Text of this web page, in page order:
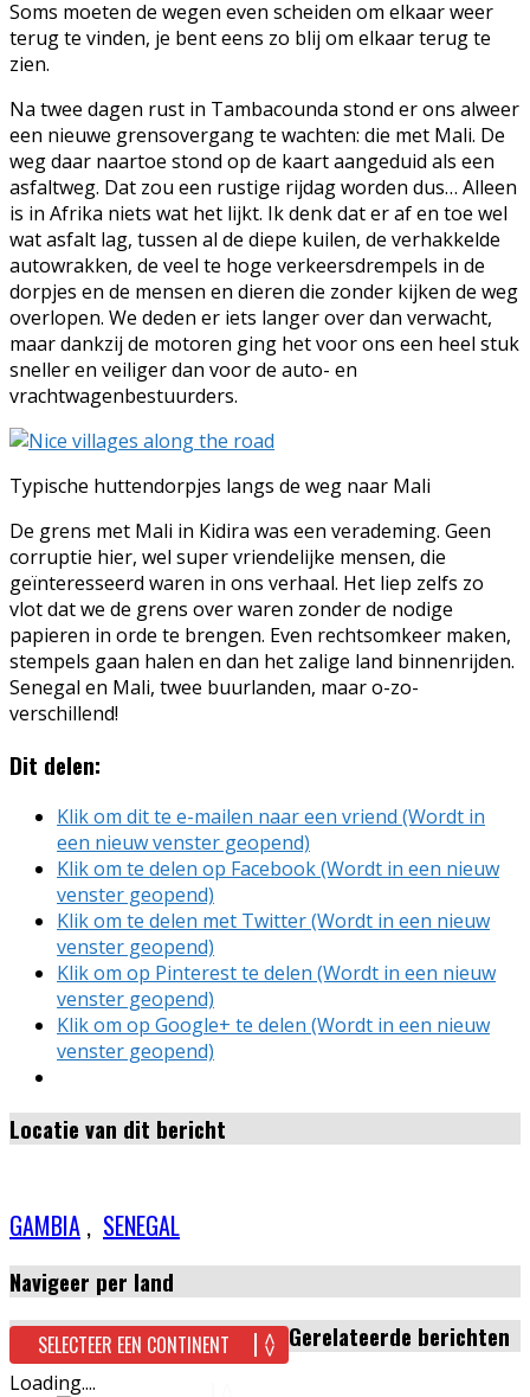
Soms moeten de wegen even scheiden om elkaar weer
terug te vinden, je bent eens zo blij om elkaar terug te
zien.
Na twee dagen rust in Tambacounda stond er ons alweer
een nieuwe grensovergang te wachten: die met Mali. De
weg daar naartoe stond op de kaart aangeduid als een
asfaltweg. Dat zou een rustige rijdag worden dus… Alleen
is in Afrika niets wat het lijkt. Ik denk dat er af en toe wel
wat asfalt lag, tussen al de diepe kuilen, de verhakkelde
autowrakken, de veel te hoge verkeersdrempels in de
dorpjes en de mensen en dieren die zonder kijken de weg
overlopen. We deden er iets langer over dan verwacht,
maar dankzij de motoren ging het voor ons een heel stuk
sneller en veiliger dan voor de auto- en
vrachtwagenbestuurders.
Typische huttendorpjes langs de weg naar Mali
De grens met Mali in Kidira was een verademing. Geen
corruptie hier, wel super vriendelijke mensen, die
geïnteresseerd waren in ons verhaal. Het liep zelfs zo
vlot dat we de grens over waren zonder de nodige
papieren in orde te brengen. Even rechtsomkeer maken,
stempels gaan halen en dan het zalige land binnenrijden.
Senegal en Mali, twee buurlanden, maar o-zo-
verschillend!
Dit delen:
Klik om dit te e-mailen naar een vriend (Wordt in
een nieuw venster geopend)
Klik om te delen op Facebook (Wordt in een nieuw
venster geopend)
Klik om te delen met Twitter (Wordt in een nieuw
venster geopend)
Klik om op Pinterest te delen (Wordt in een nieuw
venster geopend)
Klik om op Google+ te delen (Wordt in een nieuw
venster geopend)
Locatie van dit bericht
GAMBIA , SENEGAL
Navigeer per land
Loading....
Gerelateerde berichten